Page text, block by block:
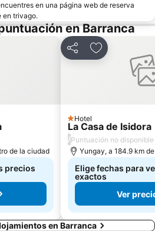
en una página web de reserva
en trivago.
en Barranca
de la ciudad
precios
CompartirAgregar a
1 Estrellas
Hotel
La Casa de Isidora
/Puntuación no disponible
Yungay, a 184.9 km
Elige fechas para
exactos
Ver
en Barranca